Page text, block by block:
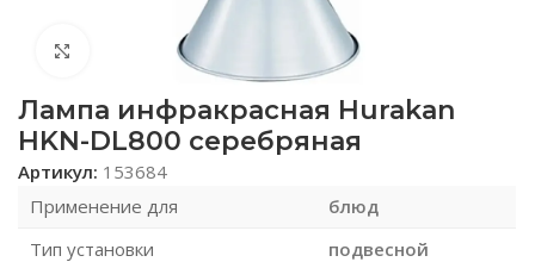
Нажмите, чтобы увеличить
Лампа инфракрасная Hurakan
HKN-DL800 серебряная
Артикул: 153684
Применение для
блюд
Тип установки
подвесной